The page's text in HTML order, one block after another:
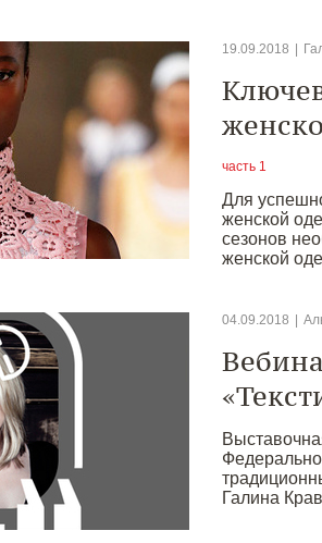
19.09.2018
часть 1
Для
женской
сезонов
женской
04.09.2018
Галина